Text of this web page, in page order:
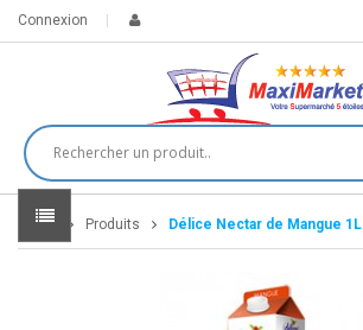
Connexion
Home Produits Délice Nectar de Mangue 1L